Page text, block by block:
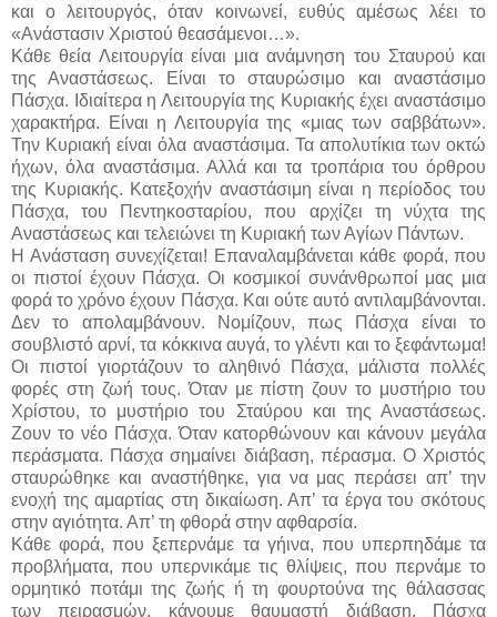
και ο λειτουργός, όταν κοινωνεί, ευθύς αμέσως λέει το
«Ανάστασιν Χριστού θεασάμενοι…».
Κάθε θεία Λειτουργία είναι μια ανάμνηση του Σταυρού και
της Αναστάσεως. Είναι το σταυρώσιμο και αναστάσιμο
Πάσχα. Ιδιαίτερα η Λειτουργία της Κυριακής έχει αναστάσιμο
χαρακτήρα. Είναι η Λειτουργία της «μιας των σαββάτων».
Την Κυριακή είναι όλα αναστάσιμα. Τα απολυτίκια των οκτώ
ήχων, όλα αναστάσιμα. Αλλά και τα τροπάρια του όρθρου
της Κυριακής. Κατεξοχήν αναστάσιμη είναι η περίοδος του
Πάσχα, του Πεντηκοσταρίου, που αρχίζει τη νύχτα της
Αναστάσεως και τελειώνει τη Κυριακή των Αγίων Πάντων.
Η Ανάσταση συνεχίζεται! Επαναλαμβάνεται κάθε φορά, που
οι πιστοί έχουν Πάσχα. Οι κοσμικοί συνάνθρωποί μας μια
φορά το χρόνο έχουν Πάσχα. Και ούτε αυτό αντιλαμβάνονται.
Δεν το απολαμβάνουν. Νομίζουν, πως Πάσχα είναι το
σουβλιστό αρνί, τα κόκκινα αυγά, το γλέντι και το ξεφάντωμα!
Οι πιστοί γιορτάζουν το αληθινό Πάσχα, μάλιστα πολλές
φορές στη ζωή τους. Όταν με πίστη ζουν το μυστήριο του
Χρίστου, το μυστήριο του Σταύρου και της Αναστάσεως.
Ζουν το νέο Πάσχα. Όταν κατορθώνουν και κάνουν μεγάλα
περάσματα. Πάσχα σημαίνει διάβαση, πέρασμα. Ο Χριστός
σταυρώθηκε και αναστήθηκε, για να μας περάσει απ’ την
ενοχή της αμαρτίας στη δικαίωση. Απ’ τα έργα του σκότους
στην αγιότητα. Απ’ τη φθορά στην αφθαρσία.
Κάθε φορά, που ξεπερνάμε τα γήινα, που υπερπηδάμε τα
προβλήματα, που υπερνικάμε τις θλίψεις, που περνάμε το
ορμητικό ποτάμι της ζωής ή τη φουρτούνα της θάλασσας
των πειρασμών, κάνουμε θαυμαστή διάβαση. Πάσχα